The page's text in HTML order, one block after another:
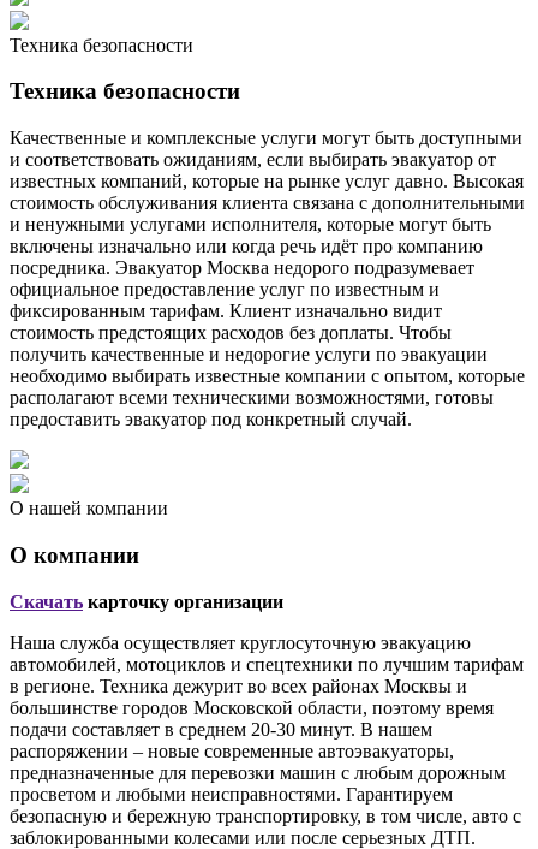
Техника безопасности
Техника безопасности
Качественные и комплексные услуги могут быть доступными
и соответствовать ожиданиям, если выбирать эвакуатор от
известных компаний, которые на рынке услуг давно. Высокая
стоимость обслуживания клиента связана с дополнительными
и ненужными услугами исполнителя, которые могут быть
включены изначально или когда речь идёт про компанию
посредника. Эвакуатор Москва недорого подразумевает
официальное предоставление услуг по известным и
фиксированным тарифам. Клиент изначально видит
стоимость предстоящих расходов без доплаты. Чтобы
получить качественные и недорогие услуги по эвакуации
необходимо выбирать известные компании с опытом, которые
располагают всеми техническими возможностями, готовы
предоставить эвакуатор под конкретный случай.
О нашей компании
О компании
Скачать карточку организации
Наша служба осуществляет круглосуточную эвакуацию
автомобилей, мотоциклов и спецтехники по лучшим тарифам
в регионе. Техника дежурит во всех районах Москвы и
большинстве городов Московской области, поэтому время
подачи составляет в среднем 20-30 минут. В нашем
распоряжении – новые современные автоэвакуаторы,
предназначенные для перевозки машин с любым дорожным
просветом и любыми неисправностями. Гарантируем
безопасную и бережную транспортировку, в том числе, авто с
заблокированными колесами или после серьезных ДТП.